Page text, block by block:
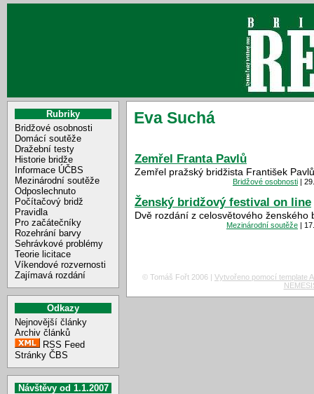
Rubriky
Bridžové osobnosti
Domácí soutěže
Dražební testy
Historie bridže
Informace ÚČBS
Mezinárodní soutěže
Odposlechnuto
Počítačový bridž
Pravidla
Pro začátečníky
Rozehrání barvy
Sehrávkové problémy
Teorie licitace
Víkendové rozvernosti
Zajímavá rozdání
Odkazy
Nejnovější články
Archiv článků
RSS Feed
Stránky ČBS
Návštěvy od 1.1.2007
Eva Suchá
Zemřel Franta Pavlů
Zemřel pražský bridžista František
Bridžové osobnosti |
Ženský bridžový festival on line
Dvě rozdání z celosvětového
Mezinárodní soutěže |
© Tomáš Fořt 2006 | Vytvořeno pomocí template